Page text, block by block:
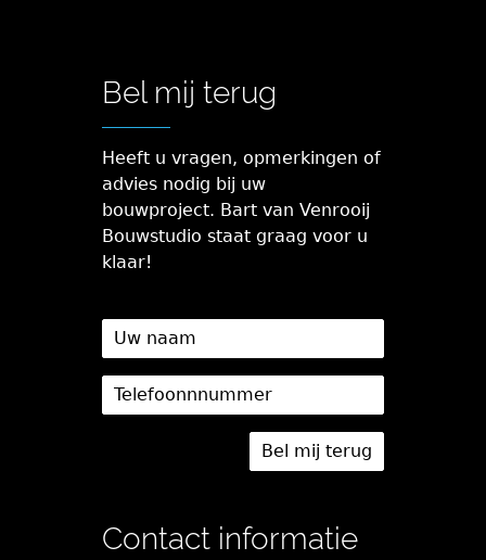
Bel mij terug
Heeft u vragen, opmerkingen of
advies nodig bij uw
bouwproject. Bart van Venrooij
Bouwstudio staat graag voor u
klaar!
Contact informatie